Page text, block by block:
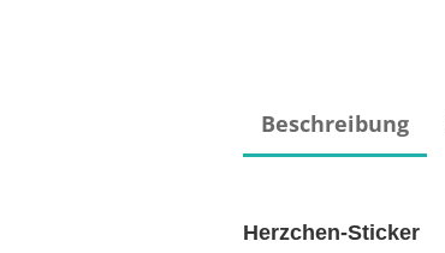
Beschreibung
Herzchen-Sticker